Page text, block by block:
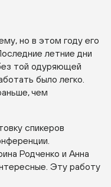
но в этом году его
летние дни
той одуряющей
было легко.
чем
спикеров
Родченко и Анна
Эту работу